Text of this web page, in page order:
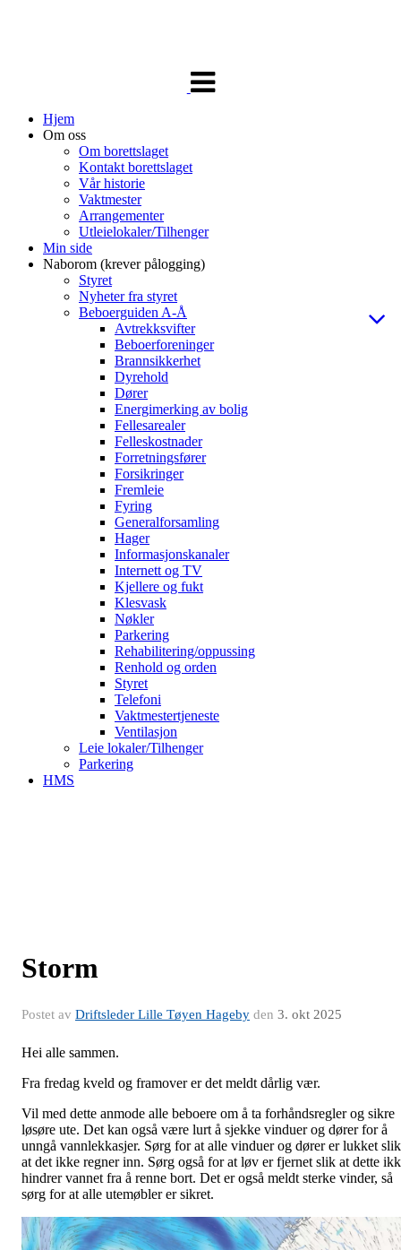
navigasjon
Hjem
Om oss
Om borettslaget
Kontakt borettslaget
Vår historie
Vaktmester
Arrangementer
Utleielokaler/Tilhenger
Min side
Naborom (krever pålogging)
Styret
Nyheter fra styret
Beboerguiden A-Å
Avtrekksvifter
Beboerforeninger
Brannsikkerhet
Dyrehold
Dører
Energimerking av bolig
Fellesarealer
Felleskostnader
Forretningsfører
Forsikringer
Fremleie
Fyring
Generalforsamling
Hager
Informasjonskanaler
Internett og TV
Kjellere og fukt
Klesvask
Nøkler
Parkering
Rehabilitering/oppussing
Renhold og orden
Styret
Telefoni
Vaktmestertjeneste
Ventilasjon
Leie lokaler/Tilhenger
Parkering
HMS
Storm
Postet av Driftsleder Lille Tøyen Hageby den 3. okt 2025
Hei alle sammen.
Fra fredag kveld og framover er det meldt dårlig vær.
Vil med dette anmode alle beboere om å ta forhåndsregler og sikre
løsøre ute. Det kan også være lurt å sjekke vinduer og dører for å
unngå vannlekkasjer. Sørg for at alle vinduer og dører er lukket slik
at det ikke regner inn. Sørg også for at løv er fjernet slik at dette
hindrer vannet fra å renne bort. Det er også meldt sterke vinder, så
sørg for at alle utemøbler er sikret.